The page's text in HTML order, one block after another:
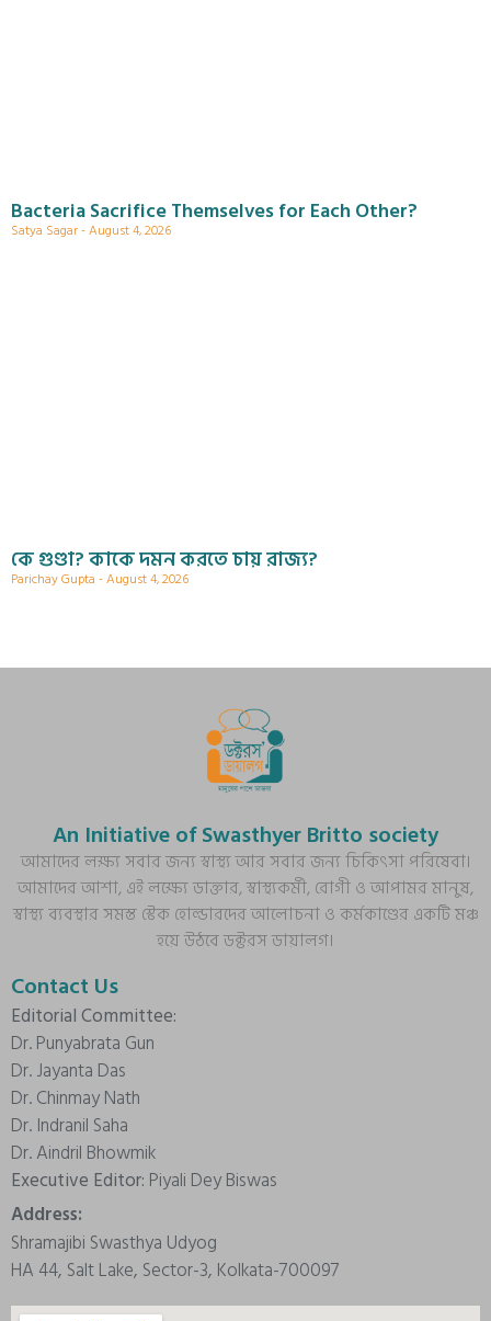
Bacteria Sacrifice Themselves for Each Other?
Satya Sagar August 4, 2026
কে গুণ্ডা? কাকে দমন করতে চায় রাজ্য?
Parichay Gupta August 4, 2026
An Initiative of Swasthyer Britto society
আমাদের লক্ষ্য সবার জন্য স্বাস্থ্য আর সবার জন্য চিকিৎসা পরিষেবা।
আমাদের আশা, এই লক্ষ্যে ডাক্তার, স্বাস্থ্যকর্মী, রোগী ও আপামর মানুষ,
স্বাস্থ্য ব্যবস্থার সমস্ত স্টেক হোল্ডারদের আলোচনা ও কর্মকাণ্ডের একটি মঞ্চ
হয়ে উঠবে ডক্টরস ডায়ালগ।
Contact Us
Editorial Committee:
Dr. Punyabrata Gun
Dr. Jayanta Das
Dr. Chinmay Nath
Dr. Indranil Saha
Dr. Aindril Bhowmik
Executive Editor: Piyali Dey Biswas
Address:
Shramajibi Swasthya Udyog
HA 44, Salt Lake, Sector-3, Kolkata-700097